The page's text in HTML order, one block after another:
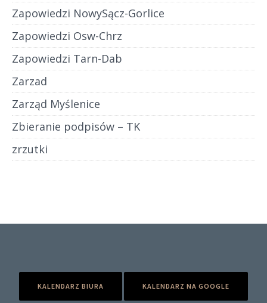
Zapowiedzi NowySącz-Gorlice
Zapowiedzi Osw-Chrz
Zapowiedzi Tarn-Dab
Zarzad
Zarząd Myślenice
Zbieranie podpisów – TK
zrzutki
KALENDARZ BIURA KALENDARZ NA GOOGLE